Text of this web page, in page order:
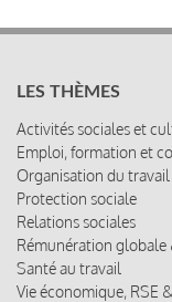
LES THÈMES
Activités sociales et
Emploi, formation et
Organisation du travail
Protection sociale
Relations sociales
Rémunération globale
Santé au travail
Vie économique, RSE